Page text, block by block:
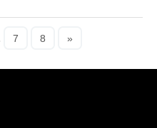
7 8 »